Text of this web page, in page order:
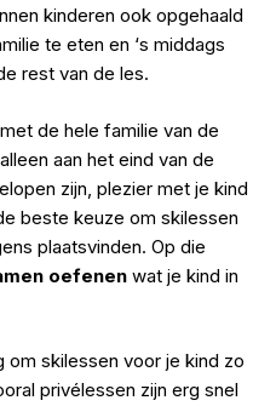
kinderen ook opgehaald
te eten en ‘s middags
rest van de les.
de hele familie van de
aan het eind van de
zijn, plezier met je kind
beste keuze om skilessen
plaatsvinden. Op die
oefenenwat je kind in
om skilessen voor je kind zo
privélessen zijn erg snel